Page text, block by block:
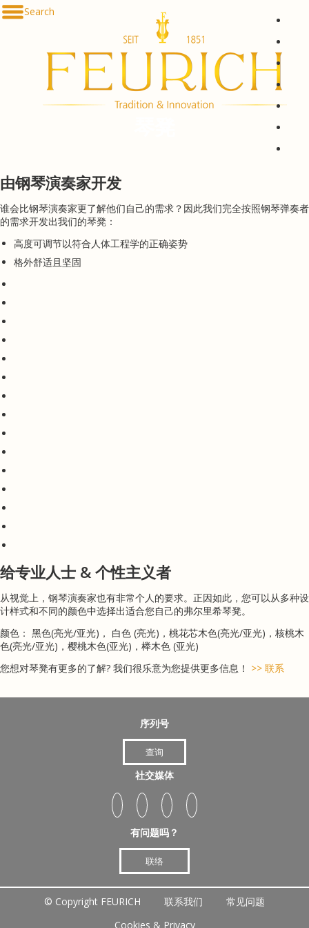
Skip to content
Search
由钢琴演奏家开发
谁会比钢琴演奏家更了解他们自己的需求？因此我们完全按照钢琴弹奏者
的需求开发出我们的琴凳：
高度可调节以符合人体工程学的正确姿势
格外舒适且坚固
给专业人士 & 个性主义者
从视觉上，钢琴演奏家也有非常个人的要求。正因如此，您可以从多种设
计样式和不同的颜色中选择出适合您自己的弗尔里希琴凳。
颜色： 黑色(亮光/亚光)， 白色 (亮光)，桃花芯木色(亮光/亚光)，核桃木
色(亮光/亚光)，樱桃木色(亚光)，榉木色 (亚光)
您想对琴凳有更多的了解? 我们很乐意为您提供更多信息！ >> 联系
序列号
查询
社交媒体
有问题吗？
联络
© Copyright FEURICH 联系我们
常见问题
Cookies & Privacy